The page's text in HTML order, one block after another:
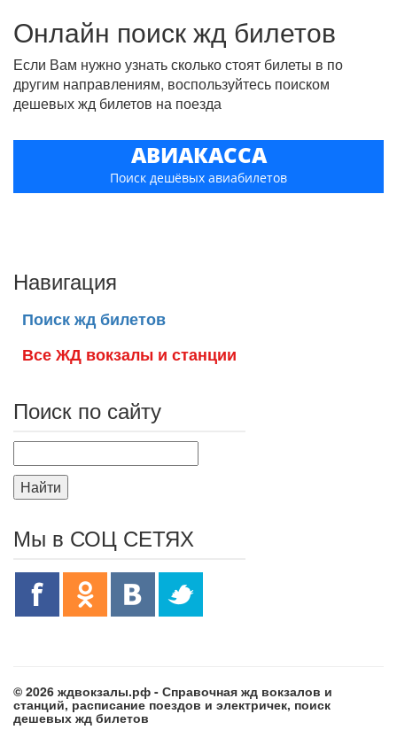
Онлайн поиск жд билетов
Если Вам нужно узнать сколько стоят билеты в по
другим направлениям, воспользуйтесь поиском
дешевых жд билетов на поезда
АВИАКАССА
Поиск дешёвых авиабилетов
Навигация
Поиск жд билетов
Все ЖД вокзалы и станции
Поиск по сайту
Найти
Мы в СОЦ СЕТЯХ
© 2026 ждвокзалы.рф - Справочная жд вокзалов и
станций, расписание поездов и электричек, поиск
дешевых жд билетов